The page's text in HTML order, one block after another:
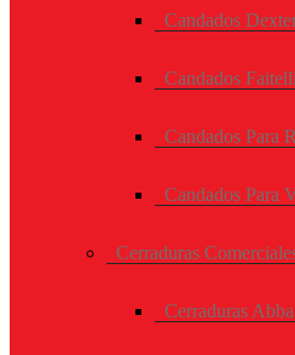
Candados
Candados Faitelli
Candados Para
Candados Para
Cerraduras
Cerraduras Abba